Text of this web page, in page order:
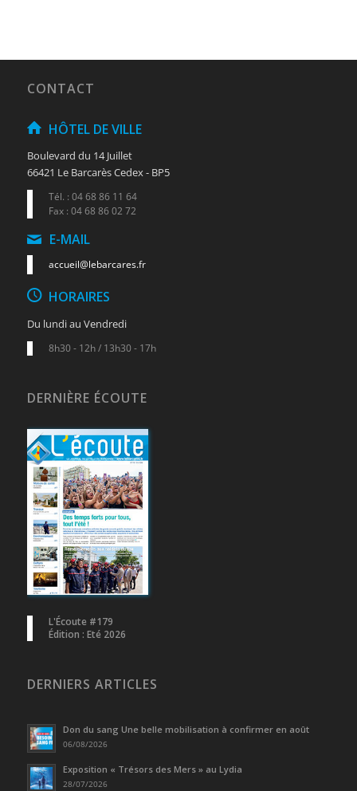
CONTACT
HÔTEL DE VILLE
Boulevard du 14 Juillet
66421 Le Barcarès Cedex - BP5
Tél. : 04 68 86 11 64
Fax : 04 68 86 02 72
E-MAIL
accueil@lebarcares.fr
HORAIRES
Du lundi au Vendredi
8h30 - 12h / 13h30 - 17h
DERNIÈRE ÉCOUTE
L'Écoute #179
Édition : Eté 2026
DERNIERS ARTICLES
Don du sang Une belle mobilisation à confirmer en août
06/08/2026
Exposition « Trésors des Mers » au Lydia
28/07/2026